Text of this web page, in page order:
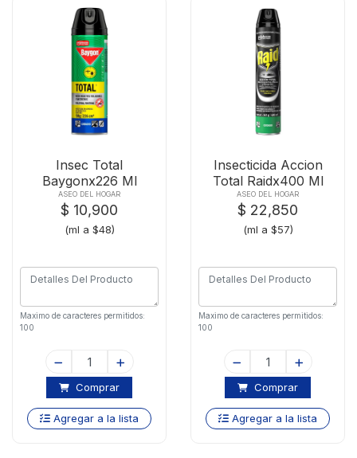
Insec Total
Baygonx226 Ml
ASEO DEL HOGAR
$ 10,900
(ml a $48)
Maximo de caracteres permitidos:
100
Comprar
Agregar a la lista
Insecticida Accion
Total Raidx400 Ml
ASEO DEL HOGAR
$ 22,850
(ml a $57)
Maximo de caracteres permitidos:
100
Comprar
Agregar a la lista